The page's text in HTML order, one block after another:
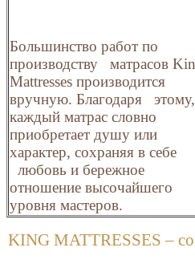
Большинство работ по
производству матрасов
Mattresses производится
вручную. Благодаря этому,
каждый матрас словно
приобретает душу или
характер, сохраняя в себе
любовь и бережное
отношение высочайшего
уровня мастеров.
KING MATTRESSES –